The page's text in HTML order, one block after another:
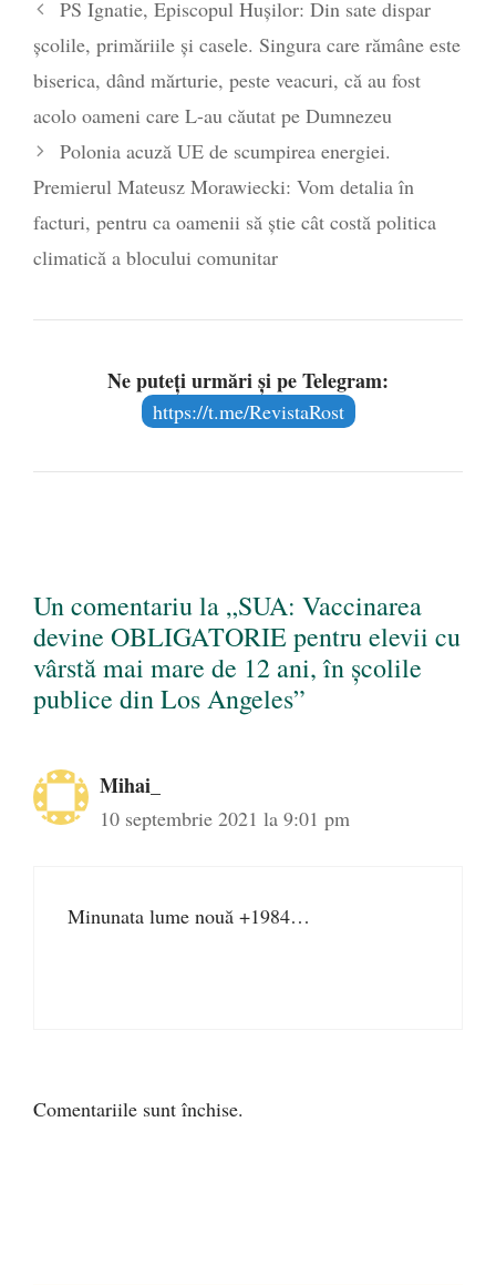
PS Ignatie, Episcopul Hușilor: Din sate dispar
școlile, primăriile și casele. Singura care rămâne este
biserica, dând mărturie, peste veacuri, că au fost
acolo oameni care L-au căutat pe Dumnezeu
Polonia acuză UE de scumpirea energiei.
Premierul Mateusz Morawiecki: Vom detalia în
facturi, pentru ca oamenii să ştie cât costă politica
climatică a blocului comunitar
Ne puteți urmări și pe Telegram:
https://t.me/RevistaRost
Un comentariu la „SUA: Vaccinarea
devine OBLIGATORIE pentru elevii cu
vârstă mai mare de 12 ani, în școlile
publice din Los Angeles”
Mihai_
10 septembrie 2021 la 9:01 pm
Minunata lume nouă +1984…
Comentariile sunt închise.